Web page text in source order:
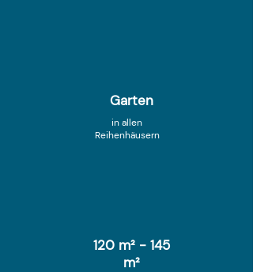
Garten
in allen
Reihenhäusern
120 m² - 145
m²